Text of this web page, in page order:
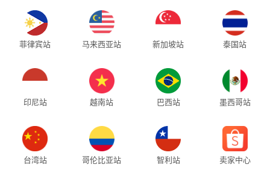
菲律宾站 马来西亚站 新加坡站 泰国站
印尼站 越南站 巴西站 墨西哥站
台湾站 哥伦比亚站 智利站 卖家中心